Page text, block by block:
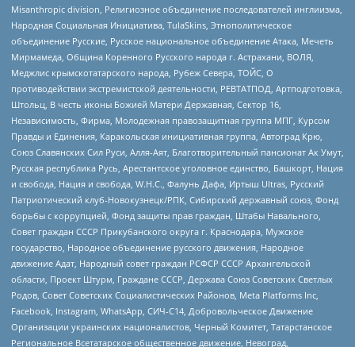
Misanthropic division, Религиозное объединение последователей инглиизма,
Народная Социальная Инициатива, TulaSkins, Этнополитическое
объединение Русские, Русское национальное объединение Атака, Мечеть
Мирмамеда, Община Коренного Русского народа г. Астрахани, ВОЛЯ,
Меджлис крымскотатарского народа, Рубеж Севера, ТОЙС, О
противодействии экстремистской деятельности, РЕВТАТПОД, Артподготовка,
Штольц, В честь иконы Божией Матери Державная, Сектор 16,
Независимость, Фирма, Молодежная правозащитная группа МПГ, Курсом
Правды и Единения, Каракольская инициативная группа, Автоград Крю,
Союз Славянских Сил Руси, Алля-Аят, Благотворительный пансионат Ак Умут,
Русская республика Русь, Арестантское уголовное единство, Башкорт, Нация
и свобода, Нация и свобода, W.H.С., Фалунь Дафа, Иртыш Ultras, Русский
Патриотический клуб-Новокузнецк/РПК, Сибирский державный союз, Фонд
борьбы с коррупцией, Фонд защиты прав граждан, Штабы Навального,
Совет граждан СССР Прикубанского округа г. Краснодара, Мужское
государство, Народное объединение русского движения, Народное
движение Адат, Народный совет граждан РСФСР СССР Архангельской
области, Проект Штурм, Граждане СССР, Держава Союз Советских Светлых
Родов, Совет Советских Социалистических Районов, Meta Platforms Inc,
Facebook, Instagram, WhatsApp, СИЧ-С14, Добровольческое Движение
Организации украинских националистов, Черный Комитет, Татарстанское
Региональное Всетатарское общественное движение, Невоград,